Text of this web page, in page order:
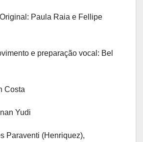
Paula Raia e Fellipe
e preparação vocal: Bel
Costa
Yudi
Paraventi (Henriquez),